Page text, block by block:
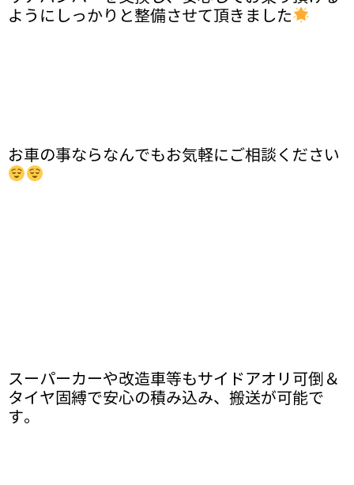
ようにしっかりと整備させて頂きました
お車の事ならなんでもお気軽にご相談ください
スーパーカーや改造車等もサイドアオリ可倒＆
タイヤ固縛で安心の積み込み、搬送が可能で
す。